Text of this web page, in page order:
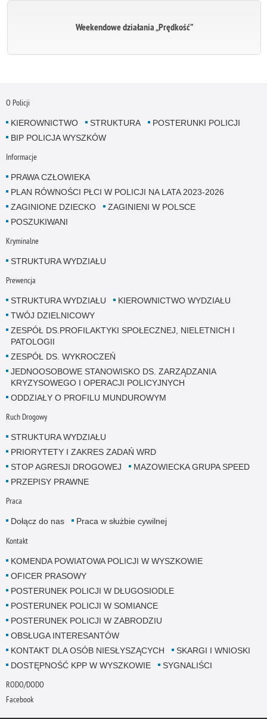
Weekendowe działania „Prędkość”
O Policji
KIEROWNICTWO STRUKTURA
POSTERUNKI POLICJI
BIP POLICJA WYSZKÓW
Informacje
PRAWA CZŁOWIEKA
PLAN RÓWNOŚCI PŁCI W POLICJI NA LATA 2023-2026
ZAGINIONE DZIECKO
ZAGINIENI W POLSCE
POSZUKIWANI
Kryminalne
STRUKTURA WYDZIAŁU
Prewencja
STRUKTURA WYDZIAŁU
KIEROWNICTWO WYDZIAŁU
TWÓJ DZIELNICOWY
ZESPÓŁ DS.PROFILAKTYKI SPOŁECZNEJ, NIELETNICH I
PATOLOGII
ZESPÓŁ DS. WYKROCZEŃ
JEDNOOSOBOWE STANOWISKO DS. ZARZĄDZANIA
KRYZYSOWEGO I OPERACJI POLICYJNYCH
ODDZIAŁY O PROFILU MUNDUROWYM
Ruch Drogowy
STRUKTURA WYDZIAŁU
PRIORYTETY I ZAKRES ZADAŃ WRD
STOP AGRESJI DROGOWEJ
MAZOWIECKA GRUPA SPEED
PRZEPISY PRAWNE
Praca
Dołącz do nas Praca w służbie cywilnej
Kontakt
KOMENDA POWIATOWA POLICJI W WYSZKOWIE
OFICER PRASOWY
POSTERUNEK POLICJI W DŁUGOSIODLE
POSTERUNEK POLICJI W SOMIANCE
POSTERUNEK POLICJI W ZABRODZIU
OBSŁUGA INTERESANTÓW
KONTAKT DLA OSÓB NIESŁYSZĄCYCH
SKARGI I WNIOSKI
DOSTĘPNOŚĆ KPP W WYSZKOWIE
SYGNALIŚCI
RODO/DODO
Facebook